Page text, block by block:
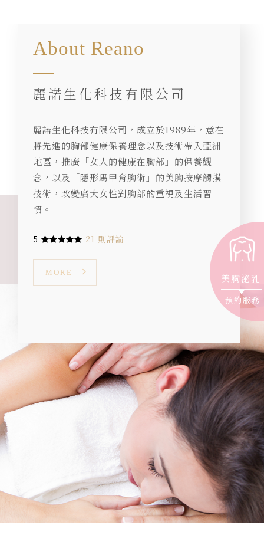
About Reano
麗諾生化科技有限公司
麗諾生化科技有限公司，成立於1989年，意在
將先進的胸部健康保養理念以及技術帶入亞洲
地區，推廣「女人的健康在胸部」的保養觀
念，以及「隱形馬甲育胸術」的美胸按摩觸摸
技術，改變廣大女性對胸部的重視及生活習
慣。
5 21 則評論
MORE 美胸泌乳
預約服務